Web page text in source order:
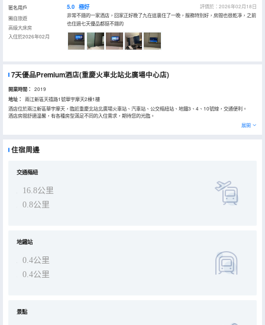
匿名用戶
獨自旅遊
高級大床房
入住於2026年02月
5.0 極好
評價於：2026年02月18日
非常不錯的一家酒店，回家正好晚了九在這裏住了一晚，服務特別好，房間也很乾凈，之前
也住過七天優品都挺不錯的
7天優品Premium酒店(重慶火車北站北廣場中心店)
開業時間： 2019
地址：
兩江新區天禧路1號華宇摩天2棟1樓
酒店位於兩江新區華宇摩天，臨近重慶北站北廣場火車站、汽車站、公交樞紐站、地鐵3、4、10號線，交通便利。
酒店房間舒適温馨，有各種房型滿足不同的入住需求，期待您的光臨。
展開
住宿周邊
交通樞紐
16.8公里
0.8公里
地鐵站
0.4公里
0.4公里
景點